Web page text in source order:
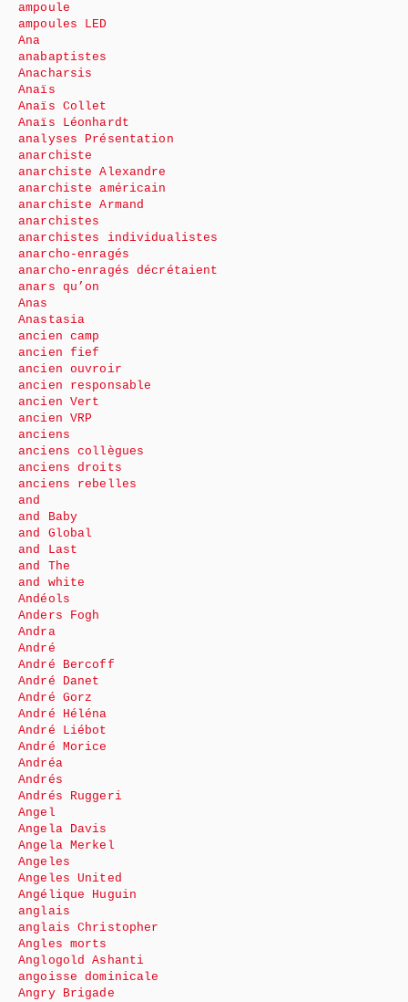
ampoule
ampoules LED
Ana
anabaptistes
Anacharsis
Anaïs
Anaïs Collet
Anaïs Léonhardt
analyses Présentation
anarchiste
anarchiste Alexandre
anarchiste américain
anarchiste Armand
anarchistes
anarchistes individualistes
anarcho-enragés
anarcho-enragés décrétaient
anars qu’on
Anas
Anastasia
ancien camp
ancien fief
ancien ouvroir
ancien responsable
ancien Vert
ancien VRP
anciens
anciens collègues
anciens droits
anciens rebelles
and
and Baby
and Global
and Last
and The
and white
Andéols
Anders Fogh
Andra
André
André Bercoff
André Danet
André Gorz
André Héléna
André Liébot
André Morice
Andréa
Andrés
Andrés Ruggeri
Angel
Angela Davis
Angela Merkel
Angeles
Angeles United
Angélique Huguin
anglais
anglais Christopher
Angles morts
Anglogold Ashanti
angoisse dominicale
Angry Brigade